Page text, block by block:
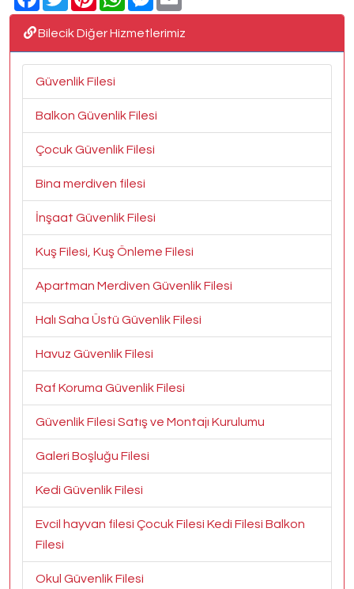
Bilecik Diğer Hizmetlerimiz
Güvenlik Filesi
Balkon Güvenlik Filesi
Çocuk Güvenlik Filesi
Bina merdiven filesi
İnşaat Güvenlik Filesi
Kuş Filesi, Kuş Önleme Filesi
Apartman Merdiven Güvenlik Filesi
Halı Saha Üstü Güvenlik Filesi
Havuz Güvenlik Filesi
Raf Koruma Güvenlik Filesi
Güvenlik Filesi Satış ve Montajı Kurulumu
Galeri Boşluğu Filesi
Kedi Güvenlik Filesi
Evcil hayvan filesi Çocuk Filesi Kedi Filesi Balkon
Filesi
Okul Güvenlik Filesi